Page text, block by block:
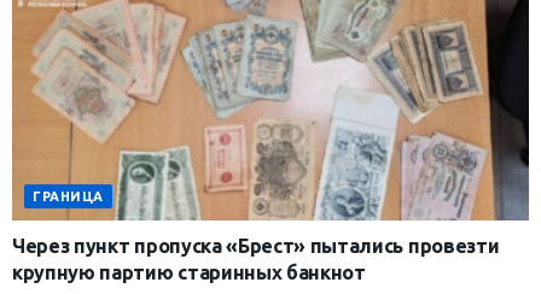
ГРАНИЦА
Через пункт пропуска «Брест» пытались провезти
крупную партию старинных банкнот